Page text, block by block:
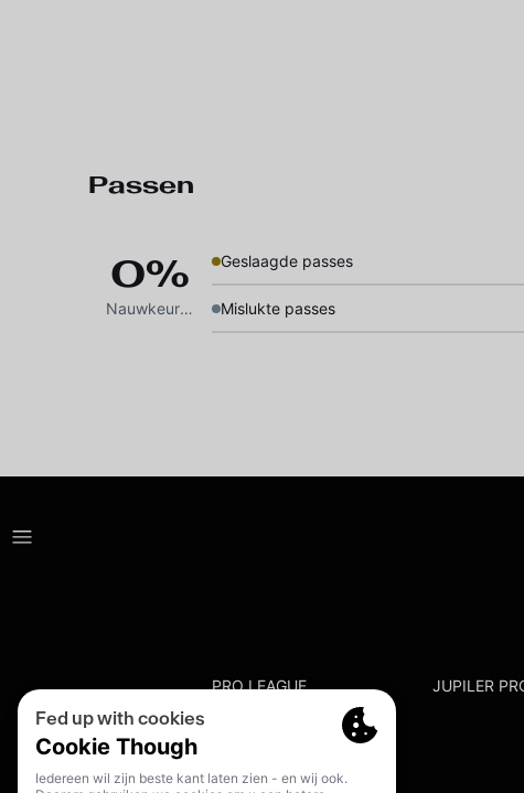
Passen
0%
Nauwkeurigheid
Geslaagde passes
Mislukte passes
PRO LEAGUE JUPILER